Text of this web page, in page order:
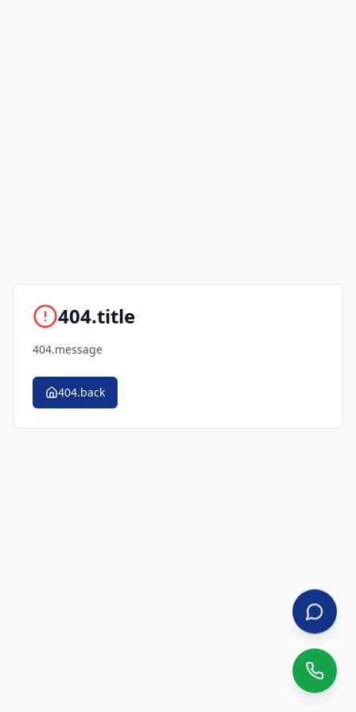
404.title
404.message
404.back